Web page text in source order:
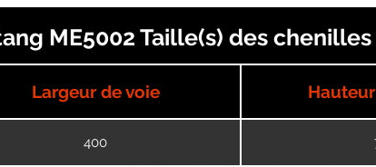
ME5002 Taille(s) des
Largeur de voie
400